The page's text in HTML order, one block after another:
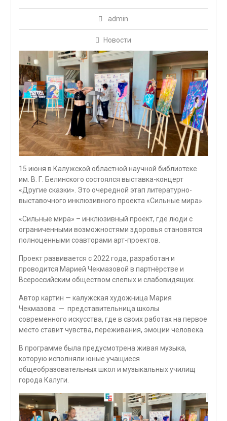
admin
Новости
15 июня в Калужской областной научной библиотеке
им. В. Г. Белинского состоялся выставка-концерт
«Другие сказки». Это очередной этап литературно-
выставочного инклюзивного проекта «Сильные мира».
«Сильные мира» – инклюзивный проект, где люди с
ограниченными возможностями здоровья становятся
полноценными соавторами арт-проектов.
Проект развивается с 2022 года, разработан и
проводится Марией Чекмазовой в партнёрстве и
Всероссийским обществом слепых и слабовидящих.
Автор картин — калужская художница Мария
Чекмазова — представительница школы
современного искусства, где в своих работах на первое
место ставит чувства, переживания, эмоции человека.
В программе была предусмотрена живая музыка,
которую исполняли юные учащиеся
общеобразовательных школ и музыкальных училищ
города Калуги.